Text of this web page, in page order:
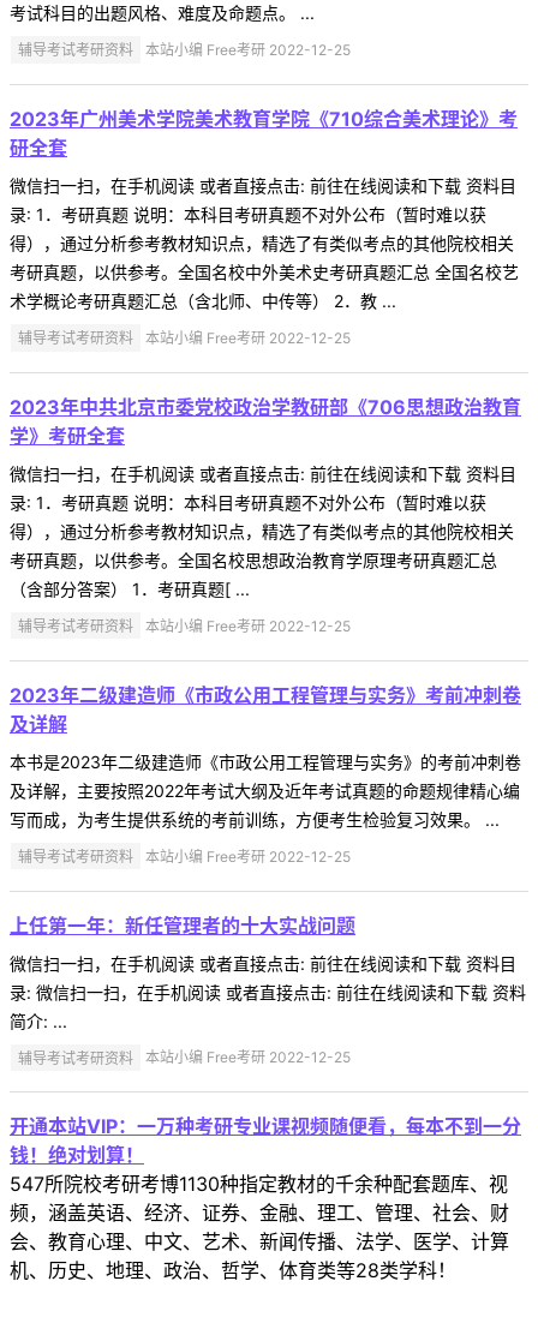
考试科目的出题风格、难度及命题点。 ...
辅导考试考研资料 本站小编 Free考研 2022-12-25
2023年广州美术学院美术教育学院《710综合美术理论》考
研全套
微信扫一扫，在手机阅读 或者直接点击: 前往在线阅读和下载 资料目
录: 1．考研真题 说明：本科目考研真题不对外公布（暂时难以获
得），通过分析参考教材知识点，精选了有类似考点的其他院校相关
考研真题，以供参考。全国名校中外美术史考研真题汇总 全国名校艺
术学概论考研真题汇总（含北师、中传等） 2．教 ...
辅导考试考研资料 本站小编 Free考研 2022-12-25
2023年中共北京市委党校政治学教研部《706思想政治教育
学》考研全套
微信扫一扫，在手机阅读 或者直接点击: 前往在线阅读和下载 资料目
录: 1．考研真题 说明：本科目考研真题不对外公布（暂时难以获
得），通过分析参考教材知识点，精选了有类似考点的其他院校相关
考研真题，以供参考。全国名校思想政治教育学原理考研真题汇总
（含部分答案） 1．考研真题[ ...
辅导考试考研资料 本站小编 Free考研 2022-12-25
2023年二级建造师《市政公用工程管理与实务》考前冲刺卷
及详解
本书是2023年二级建造师《市政公用工程管理与实务》的考前冲刺卷
及详解，主要按照2022年考试大纲及近年考试真题的命题规律精心编
写而成，为考生提供系统的考前训练，方便考生检验复习效果。 ...
辅导考试考研资料 本站小编 Free考研 2022-12-25
上任第一年：新任管理者的十大实战问题
微信扫一扫，在手机阅读 或者直接点击: 前往在线阅读和下载 资料目
录: 微信扫一扫，在手机阅读 或者直接点击: 前往在线阅读和下载 资料
简介: ...
辅导考试考研资料 本站小编 Free考研 2022-12-25
开通本站VIP：一万种考研专业课视频随便看，每本不到一分
钱！绝对划算！
547所院校考研考博1130种指定教材的千余种配套题库、视
频，涵盖英语、经济、证券、金融、理工、管理、社会、财
会、教育心理、中文、艺术、新闻传播、法学、医学、计算
机、历史、地理、政治、哲学、体育类等28类学科！